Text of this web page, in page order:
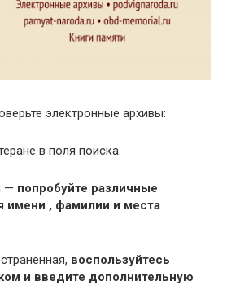
электронные архивы:
в поля поиска.
— попробуйте различные
имени , фамилии и места
воспользуйтесь
и введите дополнительную